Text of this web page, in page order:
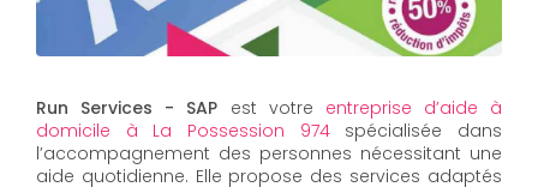
Run Services - SAP est votre entreprise d’aide à
domicile à La Possession 974spécialisée dans
l’accompagnement des personnes nécessitant une
aide quotidienne. Elle propose des services adaptés